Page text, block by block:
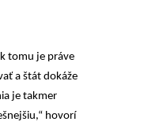
tomu je práve
a štát dokáže
je takmer
hovorí